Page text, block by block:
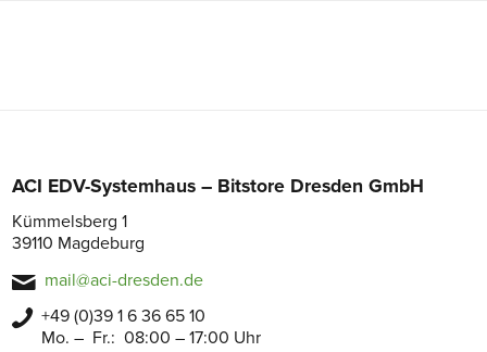
ACI EDV-Systemhaus – Bitstore Dresden GmbH
Kümmelsberg 1
39110 Magdeburg
mail@aci-dresden.de
+49 (0)39 1 6 36 65 10
Mo. – Fr.: 08:00 – 17:00 Uhr